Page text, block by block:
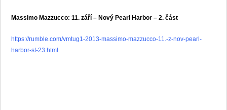
Massimo Mazzucco: 11. září – Nový Pearl Harbor – 2. část
https://rumble.com/vmtug1-2013-massimo-mazzucco-11.-z-nov-pearl-
harbor-st-23.html